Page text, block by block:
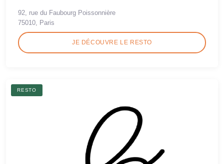
92, rue du Faubourg Poissonnière
75010, Paris
JE DÉCOUVRE LE RESTO
RESTO